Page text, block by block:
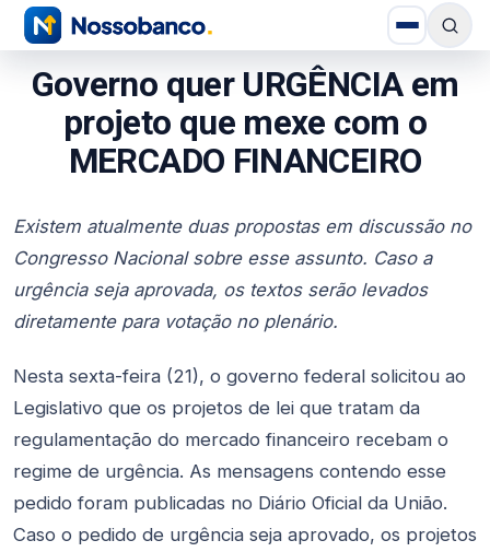
Governo quer URGÊNCIA em
projeto que mexe com o
MERCADO FINANCEIRO
Existem atualmente duas propostas em discussão no
Congresso Nacional sobre esse assunto. Caso a
urgência seja aprovada, os textos serão levados
diretamente para votação no plenário.
Nesta sexta-feira (21), o governo federal solicitou ao
Legislativo que os projetos de lei que tratam da
regulamentação do mercado financeiro recebam o
regime de urgência. As mensagens contendo esse
pedido foram publicadas no Diário Oficial da União.
Caso o pedido de urgência seja aprovado, os projetos